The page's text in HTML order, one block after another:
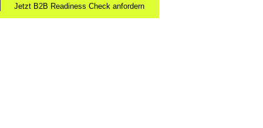
Jetzt B2B Readiness Check anfordern